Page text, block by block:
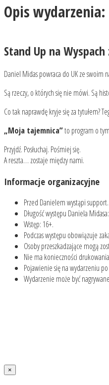
Opis wydarzenia:
Stand Up na
Daniel Midas powraca do UK ze swoim
Są rzeczy, o których się nie mówi. Są
Co tak naprawdę kryje się za tytułem?
„Moja tajemnica”to program o
Przyjdź. Posłuchaj. Pośmiej się.
A reszta… zostaje między nami.
Informacje organizacyjne
Przed Danielem wystąpi support.
Długość występu Daniela
Wstęp: 16+.
Podczas występu obowiązuje
Osoby przeszkadzające mogą
Nie ma konieczności
Pojawienie się na wydarzeniu
Wydarzenie może być
×